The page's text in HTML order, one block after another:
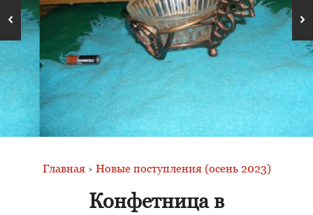
Главная › Новые поступления (осень 2023)
Конфетница в